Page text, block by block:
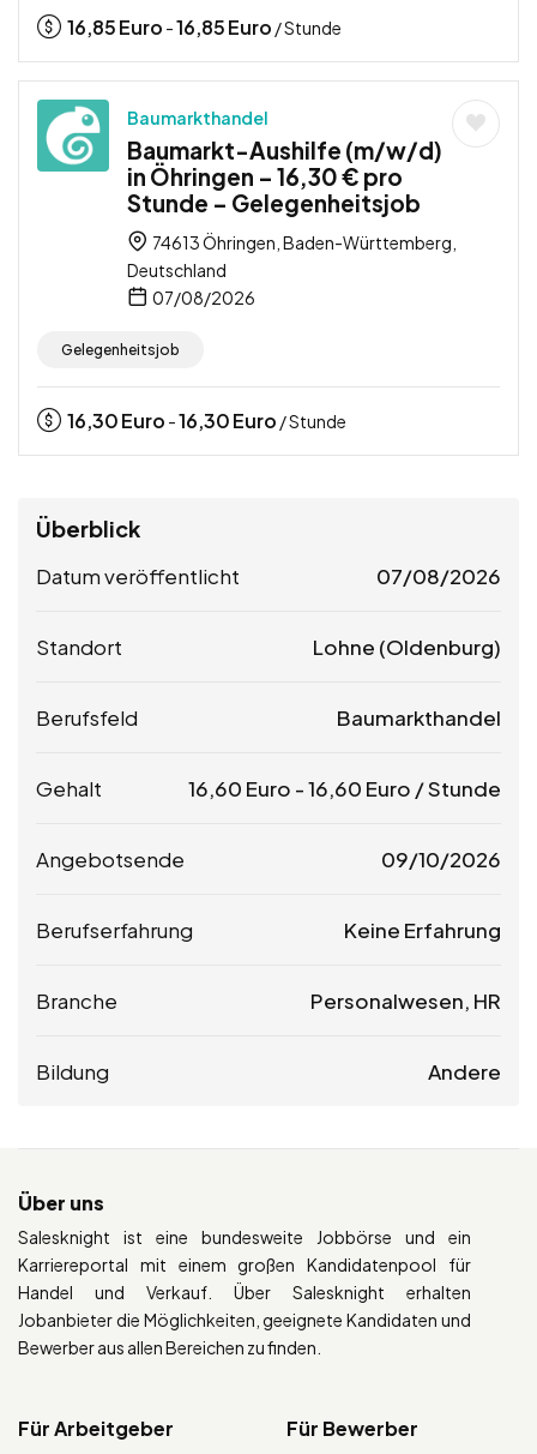
16,85Euro -16,85Euro / Stunde
Baumarkthandel
Baumarkt-Aushilfe (m/w/d)
in Öhringen – 16,30 € pro
Stunde – Gelegenheitsjob
74613 Öhringen, Baden-Württemberg,
Deutschland
07/08/2026
Gelegenheitsjob
16,30Euro -16,30Euro / Stunde
Überblick
Datum veröffentlicht 07/08/2026
Standort Lohne (Oldenburg)
Berufsfeld Baumarkthandel
Gehalt 16,60 Euro -16,60 Euro / Stunde
Angebotsende 09/10/2026
Berufserfahrung Keine Erfahrung
Branche Personalwesen, HR
Bildung Andere
Über uns
Salesknight ist eine bundesweite Jobbörse und ein
Karriereportal mit einem großen Kandidatenpool für
Handel und Verkauf. Über Salesknight erhalten
Jobanbieter die Möglichkeiten, geeignete Kandidaten und
Bewerber aus allen Bereichen zu finden.
Für Arbeitgeber Für Bewerber